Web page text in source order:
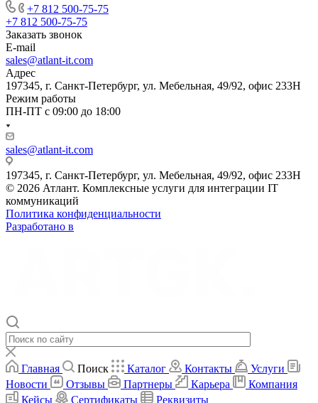
+7 812 500-75-75
+7 812 500-75-75
Заказать звонок
E-mail
sales@atlant-it.com
Адрес
197345, г. Санкт-Петербург, ул. Мебельная, 49/92, офис 233Н
Режим работы
ПН-ПТ с 09:00 до 18:00
sales@atlant-it.com
197345, г. Санкт-Петербург, ул. Мебельная, 49/92, офис 233Н
© 2026 Атлант. Комплексные услуги для интеграции IT
коммуникаций
Политика конфиденциальности
Разработано в
Главная Поиск Каталог Контакты
Услуги
Новости
Отзывы Партнеры Карьера
Компания
Кейсы
Сертификаты Реквизиты